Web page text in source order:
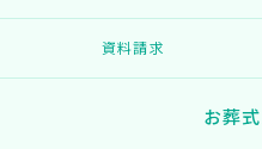
資料請求
お葬